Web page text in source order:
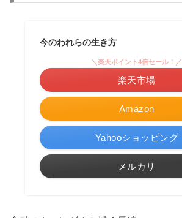
今のわれらの生き方
Amazon
＼楽天ポイント4倍セール！／
楽天市場
Yahooショッピング
メルカリ